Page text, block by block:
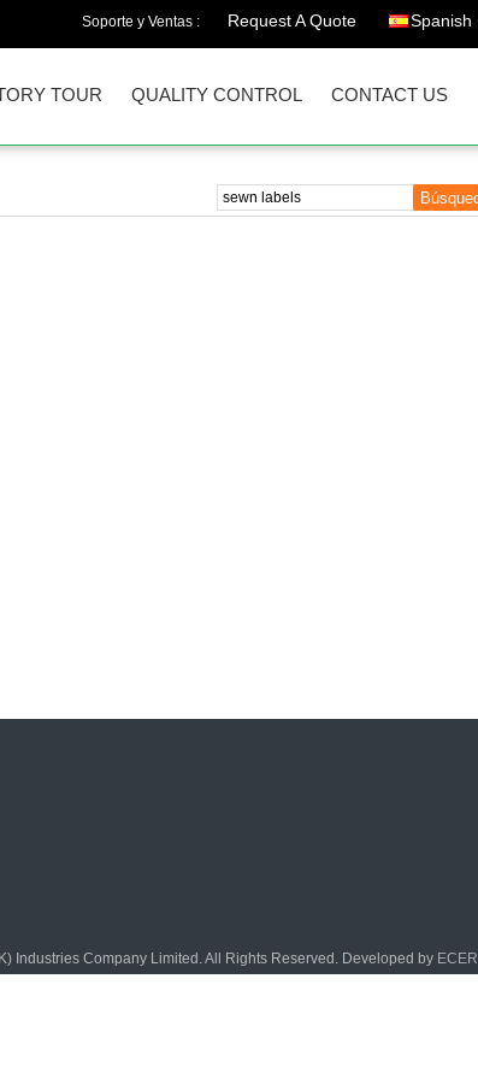
Soporte y Ventas : Request A Quote Spanish
TOUR QUALITY CONTROL CONTACT US
Industries Company Limited. All Rights Reserved. Developed by ECER